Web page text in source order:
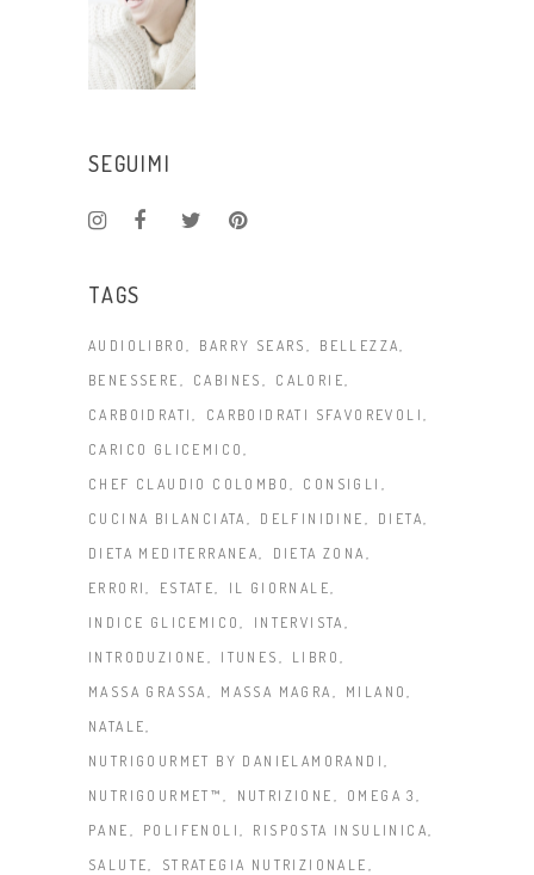
SEGUIMI
TAGS
AUDIOLIBRO BARRY SEARS
BELLEZZA
BENESSERE
CABINES
CALORIE
CARBOIDRATI
CARBOIDRATI SFAVOREVOLI
CARICO GLICEMICO
CHEF CLAUDIO COLOMBO
CONSIGLI
CUCINA BILANCIATA
DELFINIDINE
DIETA
DIETA MEDITERRANEA
DIETA ZONA
ERRORI
ESTATE
IL GIORNALE
INDICE GLICEMICO
INTERVISTA
INTRODUZIONE
ITUNES
LIBRO
MASSA GRASSA
MASSA MAGRA
MILANO
NATALE
NUTRIGOURMET BY DANIELAMORANDI
NUTRIGOURMET™
NUTRIZIONE
OMEGA 3
PANE
POLIFENOLI
RISPOSTA INSULINICA
SALUTE
STRATEGIA NUTRIZIONALE